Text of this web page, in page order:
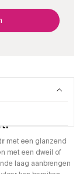
met een glanzend
met een dweil of
laag aanbrengen